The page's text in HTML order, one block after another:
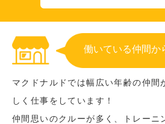
働いている仲間か
マクドナルドでは幅広い年齢の仲間
しく仕事をしています！
仲間思いのクルーが多く、トレーニ